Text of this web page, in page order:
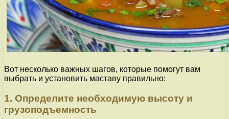
Вот несколько важных шагов, которые помогут вам
выбрать и установить маставу правильно:
1. Определите необходимую высоту и
грузоподъемность